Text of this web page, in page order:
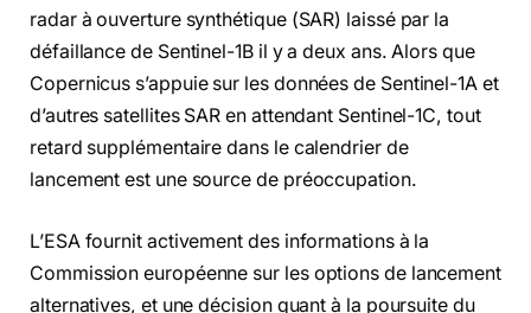
radar à ouverture synthétique (SAR) laissé par la
défaillance de Sentinel-1B il y a deux ans. Alors que
Copernicus s’appuie sur les données de Sentinel-1A et
d’autres satellites SAR en attendant Sentinel-1C, tout
retard supplémentaire dans le calendrier de
lancement est une source de préoccupation.
L’ESA fournit activement des informations à la
Commission européenne sur les options de lancement
alternatives, et une décision quant à la poursuite du